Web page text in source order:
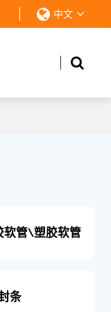
中文
软管\塑胶软管
条